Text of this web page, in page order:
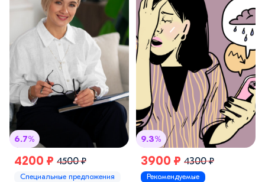
6.7%
4200 ₽ 4500 ₽
Специальные предложения
9.3%
3900 ₽ 4300 ₽
Рекомендуемые